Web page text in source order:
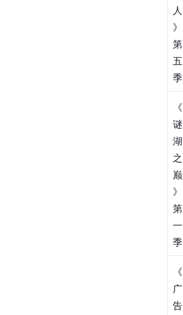
人
》
第
五
季
《
谜
湖
之
巅
》
第
一
季
《
广
告